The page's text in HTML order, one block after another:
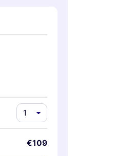
€109